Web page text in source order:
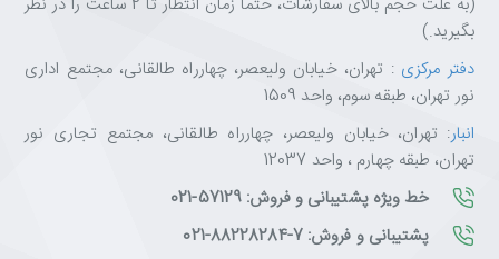
بگیرید.)
دفتر مرکزی : تهران، خیابان ولیعصر، چهارراه طالقانی، مجتمع اداری
نور تهران، طبقه سوم، واحد 1509
انبار: تهران، خیابان ولیعصر، چهارراه طالقانی، مجتمع تجاری نور
تهران، طبقه چهارم ، واحد 12037
خط ویژه پشتیبانی و فروش: 57129-021
پشتیبانی و فروش: 7-88228284-021